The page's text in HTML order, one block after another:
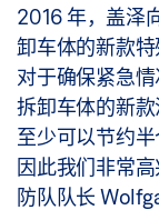
2016 年，盖泽
卸车体的新款
对于确保紧急
拆卸车体的新
至少可以节约
因此我们非常
防队队长